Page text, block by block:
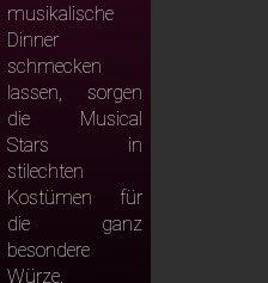
musikalische
Dinner
schmecken
lassen, sorgen
die Musical
Stars in
stilechten
Kostümen für
die ganz
besondere
Würze.